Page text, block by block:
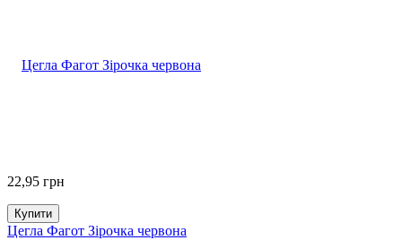
22,95 грн
Купити
Цегла Фагот Зірочка червона